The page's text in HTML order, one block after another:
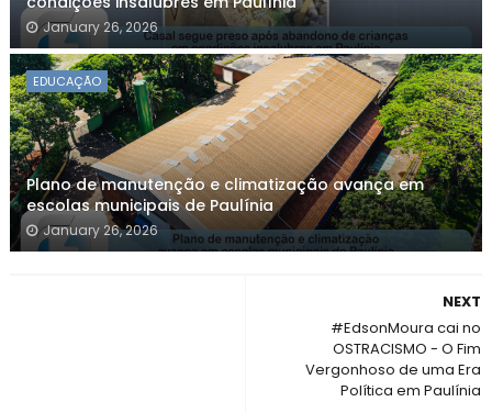
January 26, 2026
EDUCAÇÃO
Plano de manutenção e climatização avança em
escolas municipais de Paulínia
January 26, 2026
NEXT
#EdsonMoura cai no
OSTRACISMO - O Fim
Vergonhoso de uma Era
Política em Paulínia